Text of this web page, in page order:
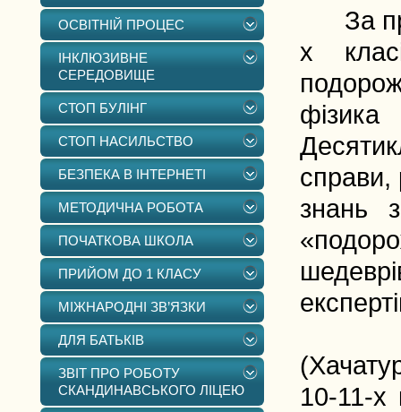
ОСВІТНІЙ ПРОЦЕС
ІНКЛЮЗИВНЕ
СЕРЕДОВИЩЕ
СТОП БУЛІНГ
СТОП НАСИЛЬСТВО
БЕЗПЕКА В ІНТЕРНЕТІ
МЕТОДИЧНА РОБОТА
ПОЧАТКОВА ШКОЛА
ПРИЙОМ ДО 1 КЛАСУ
МІЖНАРОДНІ ЗВ’ЯЗКИ
ДЛЯ БАТЬКІВ
ЗВІТ ПРО РОБОТУ
СКАНДИНАВСЬКОГО ЛІЦЕЮ
За
х
справи,
знань
10-11-х